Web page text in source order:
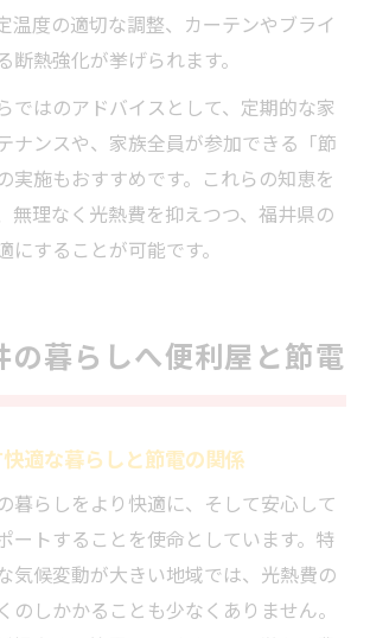
温度の適切な調整、カーテンやブライ
断熱強化が挙げられます。
ではのアドバイスとして、定期的な家
ナンスや、家族全員が参加できる「節
実施もおすすめです。これらの知恵を
無理なく光熱費を抑えつつ、福井県の
にすることが可能です。
の暮らしへ便利屋と節電
適な暮らしと節電の関係
暮らしをより快適に、そして安心して
ートすることを使命としています。特
気候変動が大きい地域では、光熱費の
のしかかることも少なくありません。